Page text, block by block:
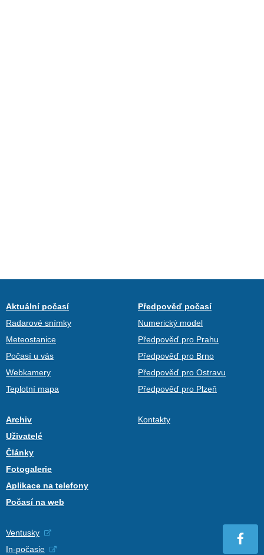
Aktuální počasí
Radarové snímky
Meteostanice
Počasí u vás
Webkamery
Teplotní mapa
Předpověď počasí
Numerický model
Předpověď pro Prahu
Předpověď pro Brno
Předpověď pro Ostravu
Předpověď pro Plzeň
Archiv
Uživatelé
Články
Fotogalerie
Aplikace na telefony
Počasí na web
Kontakty
Ventusky
In-počasie